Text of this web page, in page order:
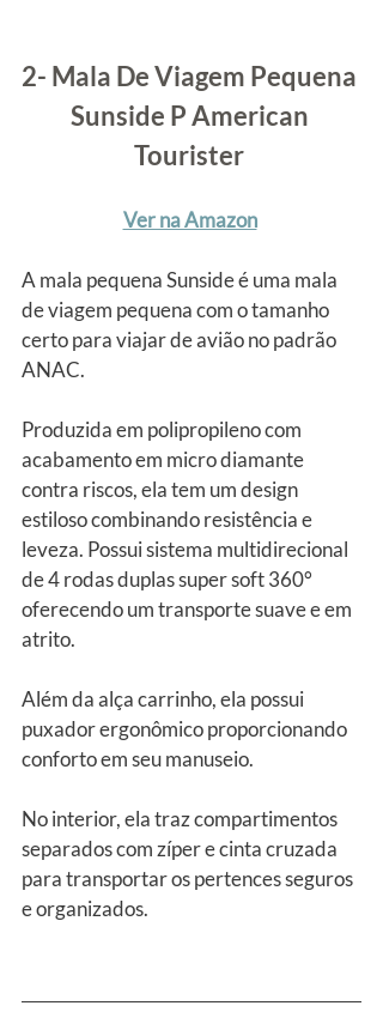
2- Mala De Viagem Pequena
Sunside P American
Tourister
Ver na Amazon
A mala pequena Sunside é uma mala
de viagem pequena com o tamanho
certo para viajar de avião no padrão
ANAC.
Produzida em polipropileno com
acabamento em micro diamante
contra riscos, ela tem um design
estiloso combinando resistência e
leveza. Possui sistema multidirecional
de 4 rodas duplas super soft 360°
oferecendo um transporte suave e em
atrito.
Além da alça carrinho, ela possui
puxador ergonômico proporcionando
conforto em seu manuseio.
No interior, ela traz compartimentos
separados com zíper e cinta cruzada
para transportar os pertences seguros
e organizados.